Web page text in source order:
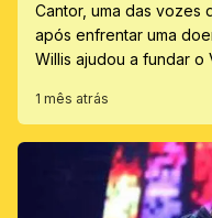
Cantor, uma das vozes
após enfrentar uma
Willis ajudou a fundar o
1 mês atrás